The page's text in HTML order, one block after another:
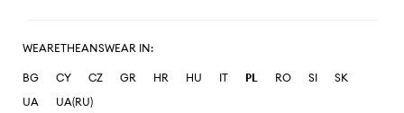
WEARETHEANSWEAR IN:
BG CY CZ GR HR HU IT PL RO SI
SK
UA
UA(RU)